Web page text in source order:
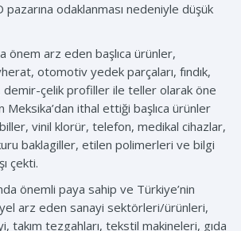
pazarına odaklanması nedeniyle düşük
önem arz eden başlıca ürünler,
otomotiv yedek parçaları, fındık,
çelik profiller ile teller olarak öne
Meksika’dan ithal ettiği başlıca ürünler
vinil klorür, telefon, medikal cihazlar,
baklagiller, etilen polimerleri ve bilgi
çekti.
önemli paya sahip ve Türkiye’nin
arz eden sanayi sektörleri/ürünleri,
takım tezgahları, tekstil makineleri, gıda